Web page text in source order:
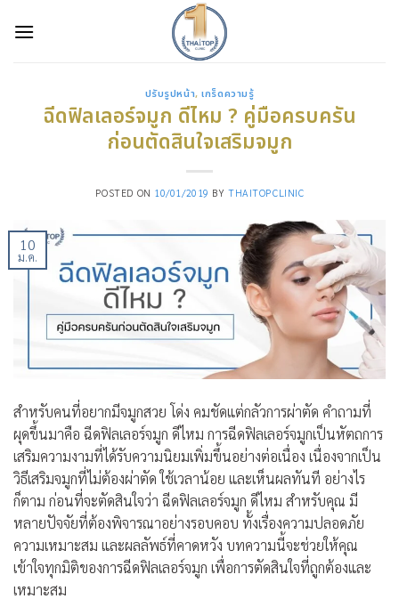
ปรับรูปหน้า,เกร็ดความรู้
ฉีดฟิลเลอร์จมูก ดีไหม ? คู่มือครบครัน
ก่อนตัดสินใจเสริมจมูก
POSTED ON 10/01/2019 BYTHAITOPCLINIC
10
ม.ค.
สำหรับคนที่อยากมีจมูกสวย โด่ง คมชัดแต่กลัวการผ่าตัด คำถามที่
ผุดขึ้นมาคือ ฉีดฟิลเลอร์จมูก ดีไหม การฉีดฟิลเลอร์จมูกเป็นหัตถการ
เสริมความงามที่ได้รับความนิยมเพิ่มขึ้นอย่างต่อเนื่อง เนื่องจากเป็น
วิธีเสริมจมูกที่ไม่ต้องผ่าตัด ใช้เวลาน้อย และเห็นผลทันที อย่างไร
ก็ตาม ก่อนที่จะตัดสินใจว่า ฉีดฟิลเลอร์จมูก ดีไหม สำหรับคุณ มี
หลายปัจจัยที่ต้องพิจารณาอย่างรอบคอบ ทั้งเรื่องความปลอดภัย
ความเหมาะสม และผลลัพธ์ที่คาดหวัง บทความนี้จะช่วยให้คุณ
เข้าใจทุกมิติของการฉีดฟิลเลอร์จมูก เพื่อการตัดสินใจที่ถูกต้องและ
เหมาะสม